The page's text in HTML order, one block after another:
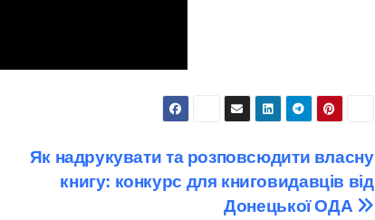
Як надрукувати та розповсюдити власну
книгу: конкурс для книговидавців від
Донецької ОДА